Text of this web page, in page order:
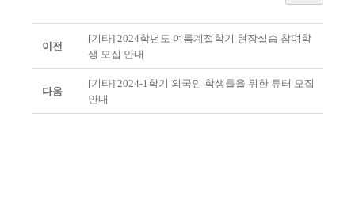
이전
[기타] 2024학년도 여름계절학기 현장실습 참여학
생 모집 안내
다음
[기타] 2024-1학기 외국인 학생들을 위한 튜터 모집
안내